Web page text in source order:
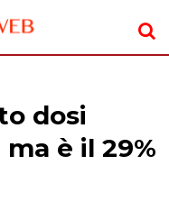
dosi
è il 29%